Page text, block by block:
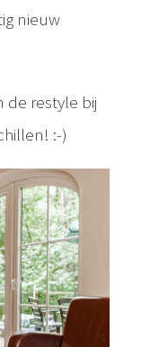
nieuw
de restyle bij
:-)